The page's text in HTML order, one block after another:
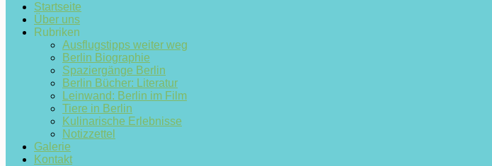
Startseite
Über uns
Rubriken
Ausflugstipps weiter weg
Berlin Biographie
Spaziergänge Berlin
Berlin Bücher: Literatur
Leinwand: Berlin im Film
Tiere in Berlin
Kulinarische Erlebnisse
Notizzettel
Galerie
Kontakt